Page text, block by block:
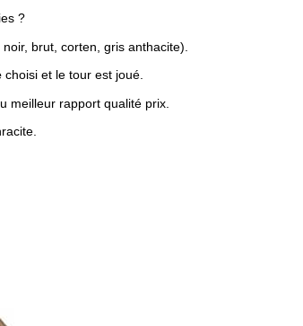
?
brut, corten, gris anthacite).
choisi et le tour est joué.
meilleur rapport qualité prix.